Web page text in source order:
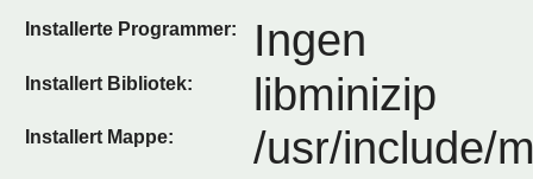
Installerte Programmer: Ingen
Installert Bibliotek: libminizip
Installert Mappe: /usr/include/